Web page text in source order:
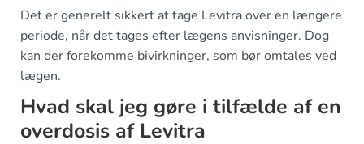
Det er generelt sikkert at tage Levitra over en længere
periode, når det tages efter lægens anvisninger. Dog
kan der forekomme bivirkninger, som bør omtales ved
lægen.
Hvad skal jeg gøre i tilfælde af en
overdosis af Levitra